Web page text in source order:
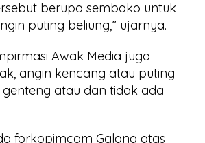
berupa sembako untuk
puting beliung,” ujarnya.
Awak Media juga
angin kencang atau puting
atau dan tidak ada
forkopimcam Galang atas